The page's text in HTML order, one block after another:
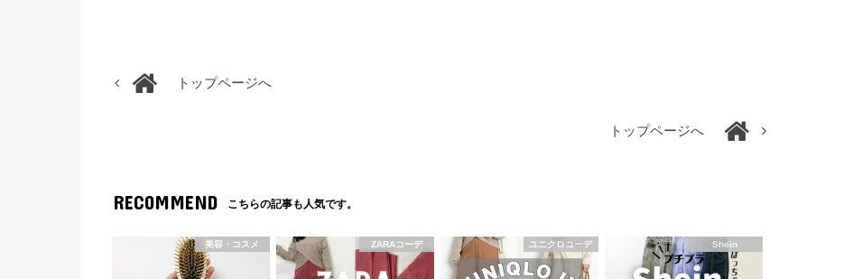
トップページへ
トップページへ
RECOMMEND こちらの記事も人気です。
美容・コスメ ZARAコーデ ユニクロコーデ Shein